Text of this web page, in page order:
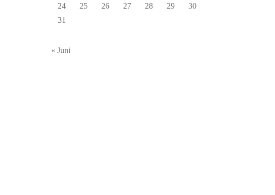
24
25 26 27 28 29
30
31
« Juni